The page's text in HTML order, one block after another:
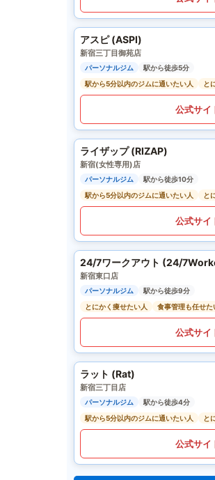
アスピ (ASPI)
新宿三丁目御苑店
パーソナルジム
駅から徒歩5分
駅から5分以内のジムに通いたい人
と
公式サイ
ライザップ (RIZAP)
新宿(女性専用)店
パーソナルジム
駅から徒歩10分
駅から5分以内のジムに通いたい人
と
公式サイ
24/7ワークアウト (24/
新宿東口店
パーソナルジム
駅から徒歩9分
とにかく痩せたい人
食事管理も任せた
公式サイ
ラット (Rat)
新宿三丁目店
パーソナルジム
駅から徒歩4分
駅から5分以内のジムに通いたい人
と
公式サイ